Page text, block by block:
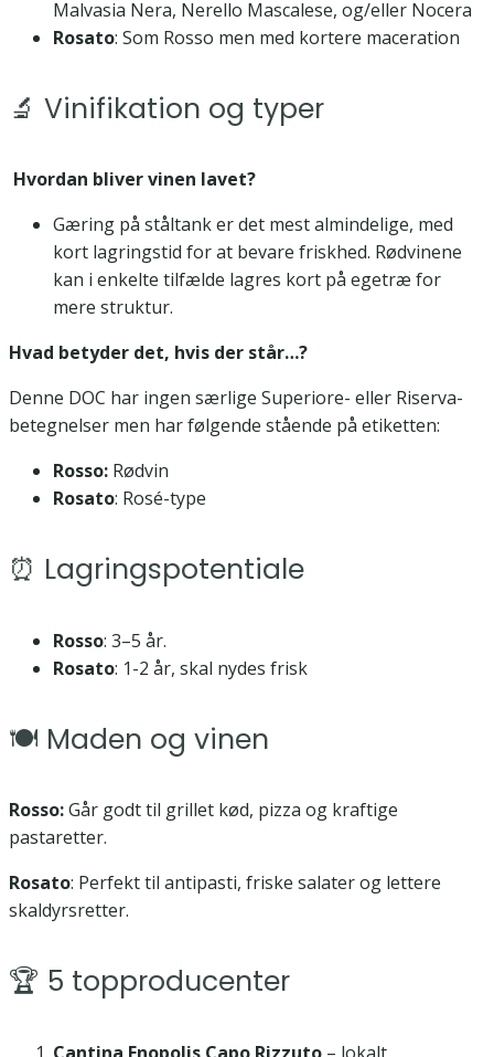
Malvasia Nera, Nerello Mascalese, og/eller Nocera
Rosato: Som Rosso men med kortere maceration
🔬 Vinifikation og typer
Hvordan bliver vinen lavet?
Gæring på ståltank er det mest almindelige, med
kort lagringstid for at bevare friskhed. Rødvinene
kan i enkelte tilfælde lagres kort på egetræ for
mere struktur.
Hvad betyder det, hvis der står…?
Denne DOC har ingen særlige Superiore- eller Riserva-
betegnelser men har følgende stående på etiketten:
Rosso: Rødvin
Rosato: Rosé-type
⏰ Lagringspotentiale
Rosso: 3–5 år.
Rosato: 1-2 år, skal nydes frisk
🍽️ Maden og vinen
Rosso:Går godt til grillet kød, pizza og kraftige
pastaretter.
Rosato: Perfekt til antipasti, friske salater og lettere
skaldyrsretter.
🏆 5 topproducenter